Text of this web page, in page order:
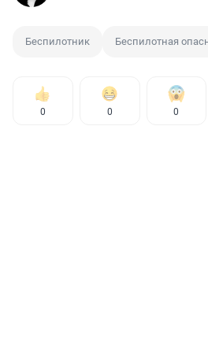
Беспилотник Беспилотная
0 0 0